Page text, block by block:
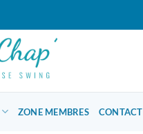
ZONE MEMBRES CONTACT